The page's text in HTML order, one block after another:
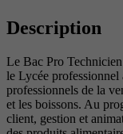
Description
Le Bac Pro
le Lycée
professionnels de la
et les boissons. Au
client, gestion et